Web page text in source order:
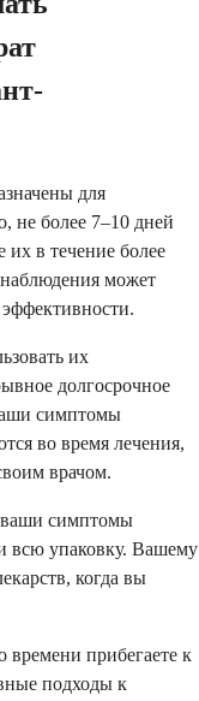
для
не более 7–10 дней
в течение более
может
их
долгосрочное
симптомы
во время лечения,
врачом.
ваши симптомы
всю упаковку. Вашему
когда вы
времени прибегаете к
подходы к